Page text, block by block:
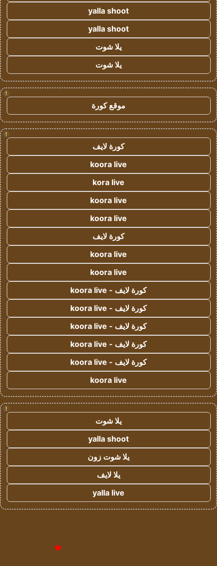
yalla shoot
yalla shoot
يلا شوت
يلا شوت
!
موقع كورة
!
كورة لايف
koora live
kora live
koora live
koora live
كورة لايف
koora live
koora live
كورة لايف - koora live
كورة لايف - koora live
كورة لايف - koora live
كورة لايف - koora live
كورة لايف - koora live
koora live
!
يلا شوت
yalla shoot
يلا شوت زون
يلا لايف
yalla live